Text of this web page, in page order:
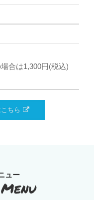
合は1,300円(税込)
ちら
ュー